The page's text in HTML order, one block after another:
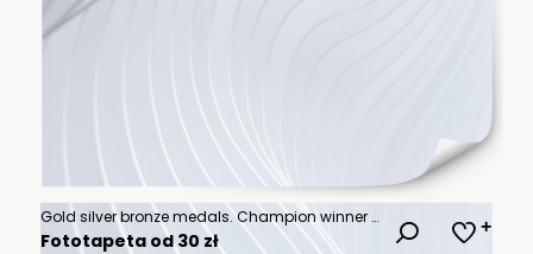
Gold silver bronze medals. Champion winner award metal medal. Honor badges realistic isolated vector set. Medal bronze, silve and gold for championship prize illustration
Fototapeta od 30 zł